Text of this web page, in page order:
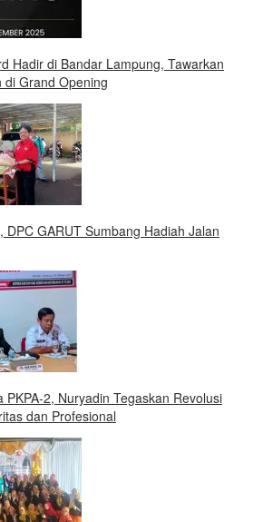
Hadir di Bandar Lampung, Tawarkan
di Grand Opening
DPC GARUT Sumbang Hadiah Jalan
PKPA-2, Nuryadin Tegaskan Revolusi
dan Profesional